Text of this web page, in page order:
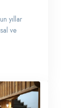
yıllar
ve